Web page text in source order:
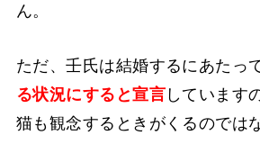
ん。
ただ、壬氏は結婚するにあたっ
る状況にすると宣言 しています
猫も観念するときがくるのでは